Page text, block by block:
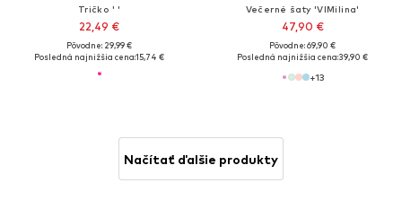
Tričko ' '
22,49 €
Pôvodne: 29,99 €
Posledná najnižšia cena:15,74 €
Večerné šaty 'VIMilina'
47,90 €
Pôvodne: 69,90 €
Posledná najnižšia cena:39,90 €
+13
Načítať ďalšie produkty